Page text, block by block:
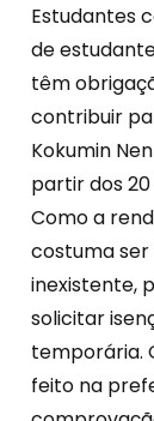
Estudantes
de
têm
contribuir
Kokumin
partir dos 20
Como a
costuma ser
inexistente,
solicitar
temporária.
feito na